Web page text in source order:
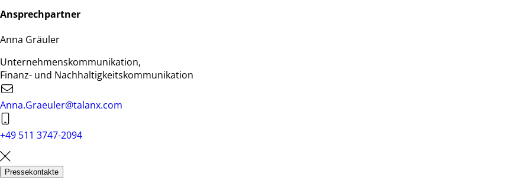
Ansprechpartner
Anna Gräuler
Unternehmenskommunikation,
Finanz- und Nachhaltigkeitskommunikation
Anna.Graeuler@talanx.com
+49 511 3747-2094
Pressekontakte